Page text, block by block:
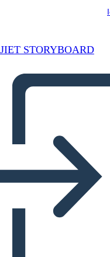
STORYBOARD